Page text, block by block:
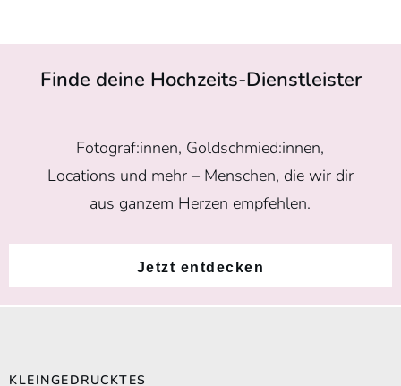
Finde deine Hochzeits-Dienstleister
Fotograf:innen, Goldschmied:innen,
Locations und mehr – Menschen, die wir dir
aus ganzem Herzen empfehlen.
Jetzt entdecken
KLEINGEDRUCKTES